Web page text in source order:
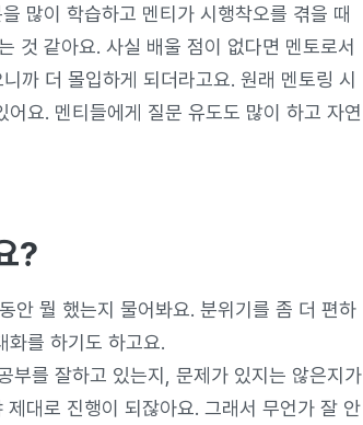
많이 학습하고 멘티가 시행착오를 겪을 때
것 같아요. 사실 배울 점이 없다면 멘토로서
까 더 몰입하게 되더라고요. 원래 멘토링 시
요. 멘티들에게 질문 유도도 많이 하고 자연
?
안 뭘 했는지 물어봐요. 분위기를 좀 더 편하
화를 하기도 하고요.
부를 잘하고 있는지, 문제가 있지는 않은지가
대로 진행이 되잖아요. 그래서 무언가 잘 안